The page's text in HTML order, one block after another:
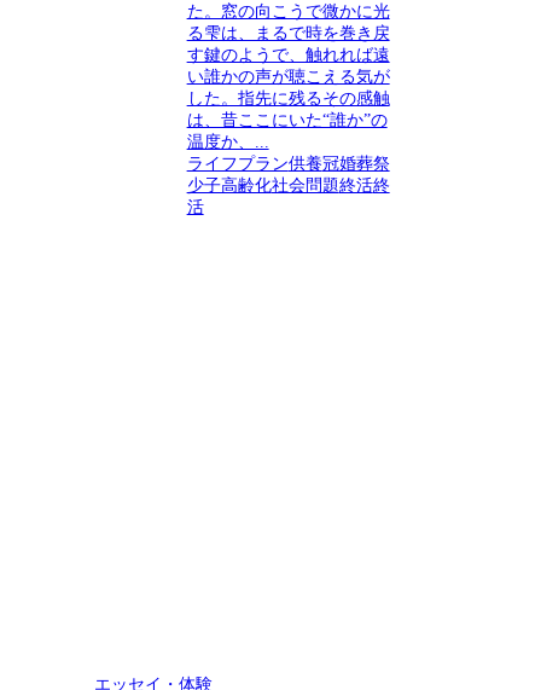
た。窓の向こうで微かに光
る雫は、まるで時を巻き戻
す鍵のようで、触れれば遠
い誰かの声が聴こえる気が
した。指先に残るその感触
は、昔ここにいた“誰か”の
温度か、...
ライフプラン供養冠婚葬祭
少子高齢化社会問題終活終
活
エッセイ・体験